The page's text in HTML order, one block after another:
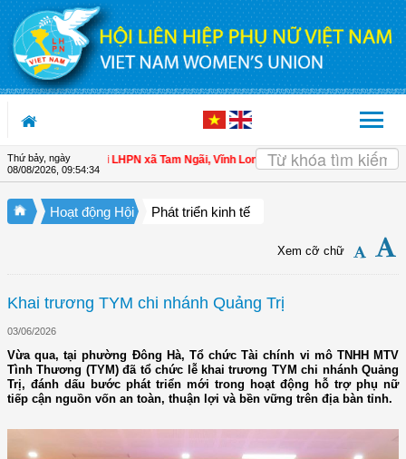
Truy cập nội dung luôn
Thứ bảy, ngày
08/08/2026, 09:54:35
hội viên | Hội LHPN xã Tam Ngãi, Vĩnh Long sơ kết công tác Hội và phong
Hoạt động Hội Phát triển kinh tế
Xem cỡ chữ
Khai trương TYM chi nhánh Quảng Trị
03/06/2026
Vừa qua, tại phường Đông Hà, Tổ chức Tài chính vi mô TNHH MTV
Tình Thương (TYM) đã tổ chức lễ khai trương TYM chi nhánh Quảng
Trị, đánh dấu bước phát triển mới trong hoạt động hỗ trợ phụ nữ
tiếp cận nguồn vốn an toàn, thuận lợi và bền vững trên địa bàn tỉnh.